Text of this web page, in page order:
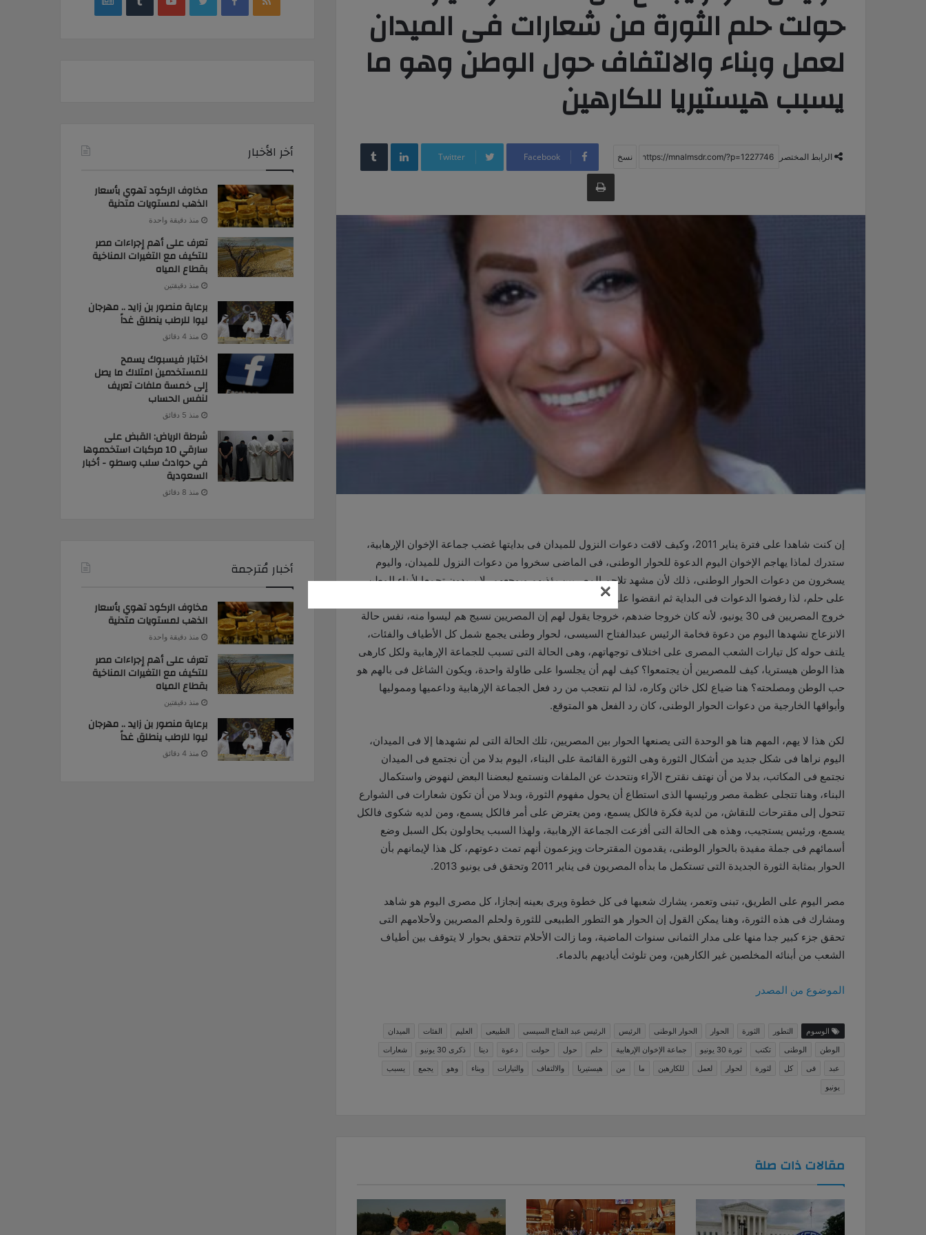
حولت حلم الثورة من شعارات فى الميدان
لعمل وبناء والالتفاف حول الوطن وهو ما
يسبب هيستيريا للكارهين
الرابط المختصر Facebook
Twitter
LinkedIn
‏Tumblr
طباعة
إن كنت شاهدا على فترة يناير 2011، وكيف لاقت دعوات النزول للميدان فى بدايتها غضب جماعة الإخوان الإرهابية،
ستدرك لماذا يهاجم الإخوان اليوم الدعوة للحوار الوطنى، فى الماضى سخروا من دعوات النزول للميدان، واليوم
يسخرون من دعوات الحوار الوطنى، ذلك لأن مشهد تلاحم المصريين يؤذيهم ويوجعهم، لا يريدون تجمعا لأبناء الوطن
على حلم، لذا رفضوا الدعوات فى البداية ثم انقضوا عليها وسرقوا الميدان ومصر نفسها، وبالطبع انزعج الإخوان من
خروج المصريين فى 30 يونيو، لأنه كان خروجا ضدهم، خروجا يقول لهم إن المصريين نسيج هم ليسوا منه، نفس حالة
الانزعاج نشهدها اليوم من دعوة فخامة الرئيس عبدالفتاح السيسى، لحوار وطنى يجمع شمل كل الأطياف والفئات،
يلتف حوله كل تيارات الشعب المصرى على اختلاف توجهاتهم، وهى الحالة التى تسبب للجماعة الإرهابية ولكل كارهى
هذا الوطن هيستريا، كيف للمصريين أن يجتمعوا؟ كيف لهم أن يجلسوا على طاولة واحدة، ويكون الشاغل فى بالهم هو
حب الوطن ومصلحته؟ هنا ضياع لكل خائن وكاره، لذا لم نتعجب من رد فعل الجماعة الإرهابية وداعميها ومموليها
وأبواقها الخارجية من دعوات الحوار الوطنى، كان رد الفعل هو المتوقع.
لكن هذا لا يهم، المهم هنا هو الوحدة التى يصنعها الحوار بين المصريين، تلك الحالة التى لم نشهدها إلا فى الميدان،
اليوم نراها فى شكل جديد من أشكال الثورة وهى الثورة القائمة على البناء، اليوم بدلا من أن نجتمع فى الميدان
نجتمع فى المكاتب، بدلا من أن نهتف نقترح الآراء ونتحدث عن الملفات ونستمع لبعضنا البعض لنهوض واستكمال
البناء، وهنا تتجلى عظمة مصر ورئيسها الذى استطاع أن يحول مفهوم الثورة، وبدلا من أن تكون شعارات فى الشوارع
تتحول إلى مقترحات للنقاش، من لدية فكرة فالكل يسمع، ومن يعترض على أمر فالكل يسمع، ومن لديه شكوى فالكل
يسمع، ورئيس يستجيب، وهذه هى الحالة التى أفزعت الجماعة الإرهابية، ولهذا السبب يحاولون بكل السبل وضع
أسمائهم فى جملة مفيدة بالحوار الوطنى، يقدمون المقترحات ويزعمون أنهم تمت دعوتهم، كل هذا لإيمانهم بأن
الحوار بمثابة الثورة الجديدة التى تستكمل ما بدأه المصريون فى يناير 2011 وتحقق فى يونيو 2013.
مصر اليوم على الطريق، تبنى وتعمر، يشارك شعبها فى كل خطوة ويرى بعينه إنجازا، كل مصرى اليوم هو شاهد
ومشارك فى هذه الثورة، وهنا يمكن القول إن الحوار هو التطور الطبيعى للثورة ولحلم المصريين ولأحلامهم التى
تحقق جزء كبير جدا منها على مدار الثمانى سنوات الماضية، وما زالت الأحلام تتحقق بحوار لا يتوقف بين أطياف
الشعب من أبنائه المخلصين غير الكارهين، ومن تلوثث أياديهم بالدماء.
الموضوع من المصدر
الوسوم التطور الثورة الحوار الحوار الوطنى الرئيس الرئيس عبد الفتاح السيسى الطبيعى العليم الفئات
الميدان
الوطن
الوطنى تكتب ثورة 30 يونيو جماعة الإخوان الإرهابية حلم حول حولت دعوة دينا ذكرى 30 يونيو
شعارات
عبد
فى كل لثورة لحوار لعمل للكارهين ما من هيستيريا والالتفاف والتيارات وبناء وهو يجمع
يسبب
يونيو
مقالات ذات صلة
أخر الأخبار
مخاوف الركود تهوي بأسعار
الذهب لمستويات متدنية
منذ دقيقة واحدة
تعرف على أهم إجراءات مصر
للتكيف مع التغيرات المناخية
بقطاع المياه
منذ دقيقتين
برعاية منصور بن زايد .. مهرجان
ليوا للرطب ينطلق غداً
منذ 4 دقائق
اختبار فيسبوك يسمح
للمستخدمين امتلاك ما يصل
إلى خمسة ملفات تعريف
لنفس الحساب
منذ 5 دقائق
شرطة الرياض: القبض على
سارقي 10 مركبات استخدموها
في حوادث سلب وسطو - أخبار
السعودية
منذ 8 دقائق
أخبار مُترجمة
مخاوف الركود تهوي بأسعار
الذهب لمستويات متدنية
منذ دقيقة واحدة
تعرف على أهم إجراءات مصر
للتكيف مع التغيرات المناخية
بقطاع المياه
منذ دقيقتين
برعاية منصور بن زايد .. مهرجان
ليوا للرطب ينطلق غداً
منذ 4 دقائق
×